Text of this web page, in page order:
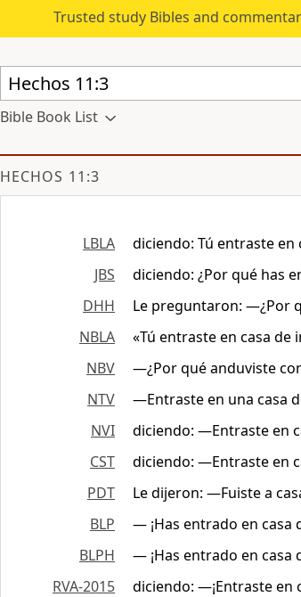
Trusted study Bibles and
Bible Book List
HECHOS 11:3
LBLA
diciendo: Tú entraste en
JBS
diciendo: ¿Por qué has
DHH
Le preguntaron: —¿Por
NBLA
«Tú entraste en casa de
NBV
―¿Por qué anduviste
NTV
—Entraste en una casa
NVI
diciendo: —Entraste en
CST
diciendo: ―Entraste en
PDT
Le dijeron: —Fuiste a
BLP
— ¡Has entrado en casa
BLPH
— ¡Has entrado en casa
RVA-2015
diciendo: —¡Entraste en